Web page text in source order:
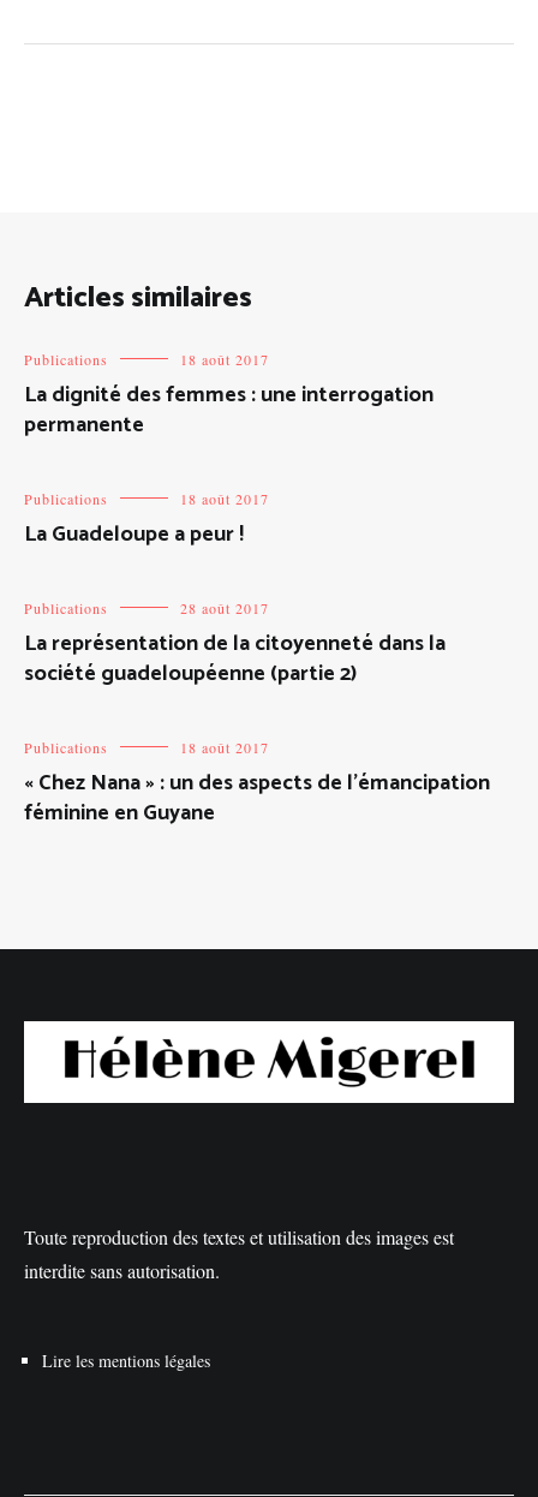
Articles similaires
Publications 18 août 2017
La dignité des femmes : une interrogation
permanente
Publications 18 août 2017
La Guadeloupe a peur !
Publications 28 août 2017
La représentation de la citoyenneté dans la
société guadeloupéenne (partie 2)
Publications 18 août 2017
« Chez Nana » : un des aspects de l’émancipation
féminine en Guyane
Toute reproduction des textes et utilisation des images est
interdite sans autorisation.
Lire les mentions légales